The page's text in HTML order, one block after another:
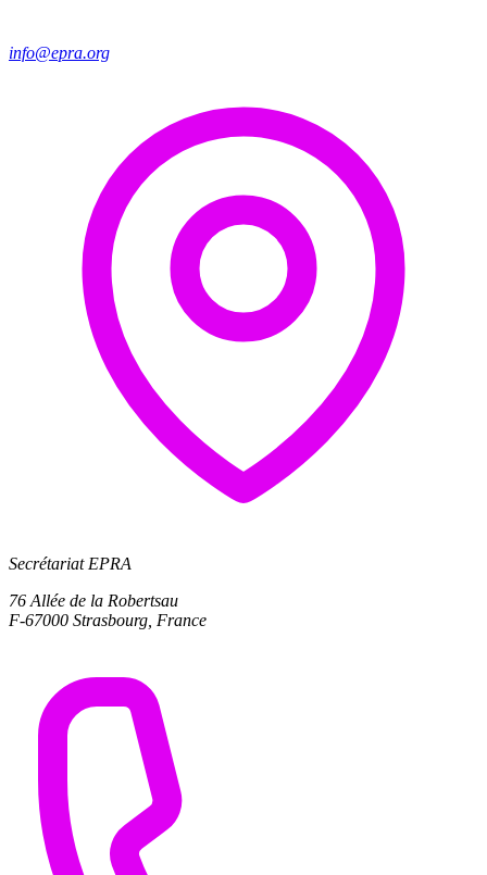
info@epra.org
Secrétariat EPRA
76 Allée de la Robertsau
F-67000 Strasbourg, France